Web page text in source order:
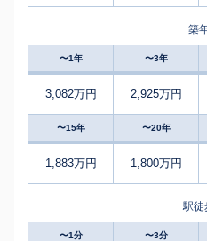
築
〜1年 〜3年
3,082万円 2,925万円
〜15年 〜20年
1,883万円 1,800万円
駅徒
〜1分 〜3分